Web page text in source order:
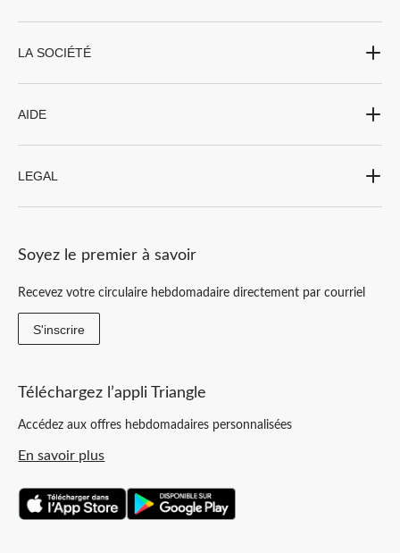
LA SOCIÉTÉ
AIDE
LEGAL
Soyez le premier à savoir
Recevez votre circulaire hebdomadaire directement par courriel
S'inscrire
Téléchargez l’appli Triangle
Accédez aux offres hebdomadaires personnalisées
En savoir plus